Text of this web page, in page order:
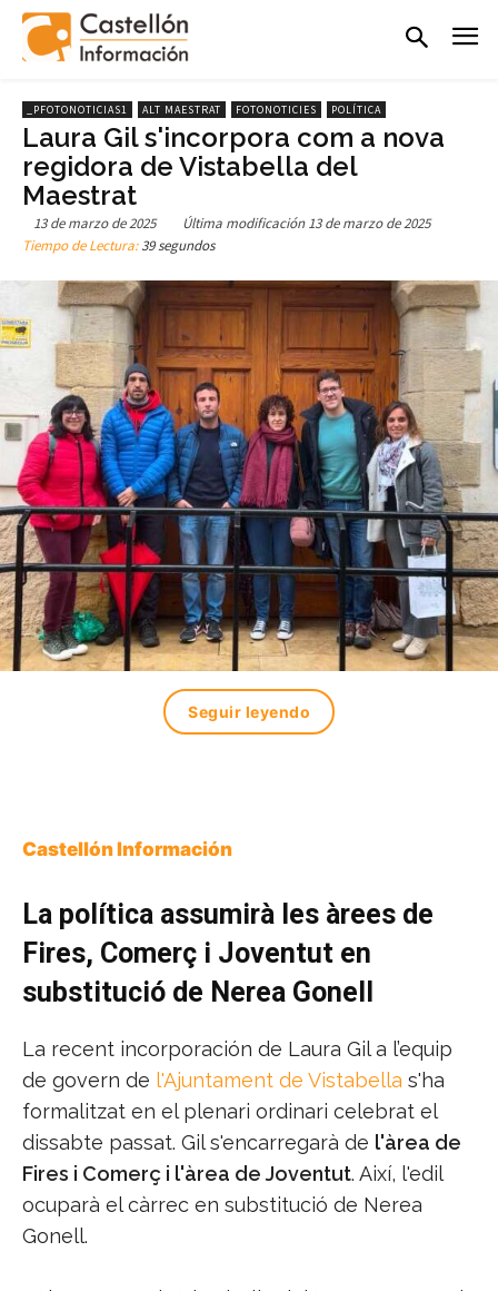
_PFOTONOTICIAS1 ALT MAESTRAT FOTONOTICIES POLÍTICA
Laura Gil s'incorpora com a nova
regidora de Vistabella del
Maestrat
13 de marzo de 2025 Última modificación 13 de marzo de 2025
Tiempo de Lectura:39 segundos
Seguir leyendo
Castellón Información
La política assumirà les àrees de
Fires, Comerç i Joventut en
substitució de Nerea Gonell
La recent incorporación de Laura Gil a l’equip
de govern de l'Ajuntament de Vistabella s'ha
formalitzat en el plenari ordinari celebrat el
dissabte passat. Gil s'encarregarà de l'àrea de
Fires i Comerç i l'àrea de Joventut. Així, l'edil
ocuparà el càrrec en substitució de Nerea
Gonell.